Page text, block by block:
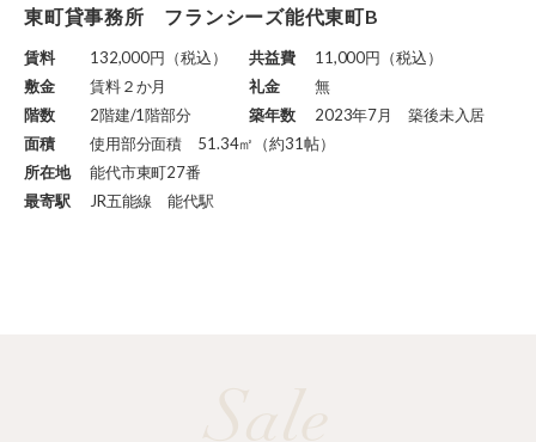
東町貸事務所 フランシーズ能代東町B
賃料 132,000円（税込） 共益費
11,000円（税込）
敷金
賃料２か月 礼金
無
階数
2階建/1階部分 築年数
2023年7月 築後未入居
面積
使用部分面積 51.34㎡（約31帖）
所在地
能代市東町27番
最寄駅
JR五能線 能代駅